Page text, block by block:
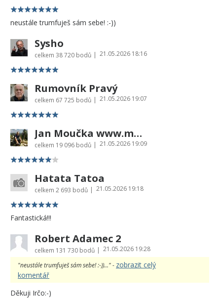
neustále trumfuješ sám sebe! :-))
Sysho
celkem 38 720 bodů | 21.05.2026 18:16
Rumovník Pravý
celkem 67 725 bodů | 21.05.2026 19:07
Jan Moučka www.moucka.cz
celkem 19 096 bodů | 21.05.2026 19:09
Hatata Tatoa
celkem 2 693 bodů | 21.05.2026 19:18
Fantastická!!!
Robert Adamec 2
celkem 131 730 bodů | 21.05.2026 19:28
"neustále trumfuješ sám sebe! :-))..." - zobrazit celý
komentář
Děkuji Irčo:-)